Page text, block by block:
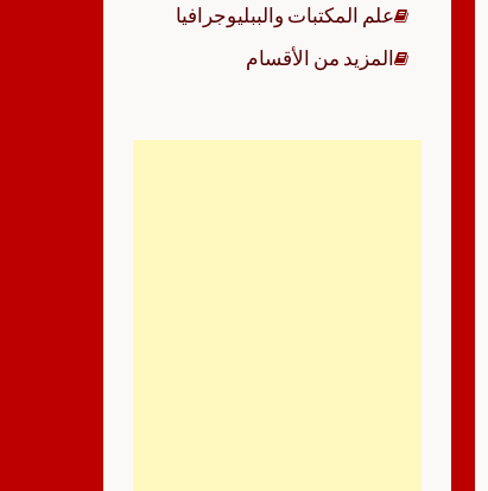
علم المكتبات والببليوجرافيا
المزيد من الأقسام